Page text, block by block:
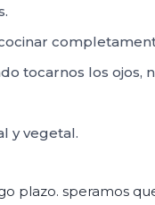
tocarnos los ojos,
y vegetal.
plazo. speramos